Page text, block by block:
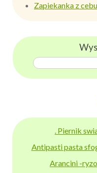
Zapiekanka z
. Piernik
Antipasti pasta
Arancini -